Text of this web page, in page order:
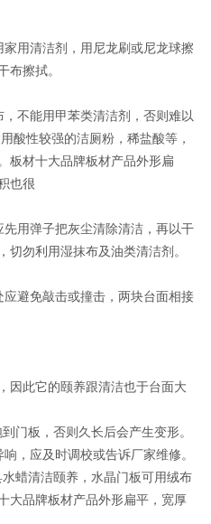
用清洁剂，用尼龙刷或尼龙球擦
布擦拭。
不能用甲苯类清洁剂，否则难以
酸性较强的洁厕粉，稀盐酸等，
板材十大品牌板材产品外形扁
也很
用弹子把灰尘清除清洁，再以干
勿利用湿抹布及油类清洁剂。
避免敲击或撞击，两块台面相接
因此它的颐养跟清洁也于台面大
门板，否则久长后会产生变形。
，应及时调校或告诉厂家维修。
蜡清洁颐养，水晶门板可用绒布
大品牌板材产品外形扁平，宽厚